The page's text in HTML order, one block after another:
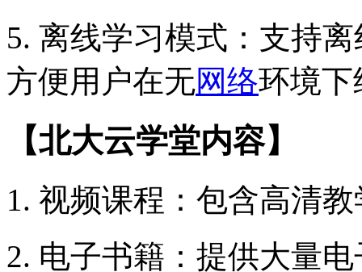
5. 离线学习模式：支持
方便用户在无网络环境下
【北大云学堂内容】
1. 视频课程：包含高清
2. 电子书籍：提供大量